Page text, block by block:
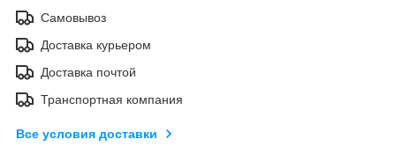
Самовывоз
Доставка курьером
Доставка почтой
Транспортная компания
Все условия доставки